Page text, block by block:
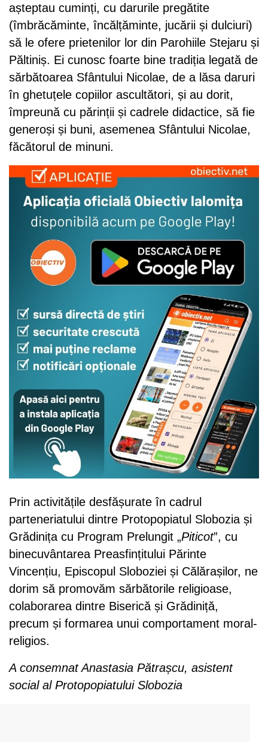
așteptau cuminți, cu darurile pregătite
(îmbrăcăminte, încălțăminte, jucării și dulciuri)
să le ofere prietenilor lor din Parohiile Stejaru și
Păltiniș. Ei cunosc foarte bine tradiția legată de
sărbătoarea Sfântului Nicolae, de a lăsa daruri
în ghetuțele copiilor ascultători, și au dorit,
împreună cu părinții și cadrele didactice, să fie
generoși și buni, asemenea Sfântului Nicolae,
făcătorul de minuni.
Prin activitățile desfășurate în cadrul
parteneriatului dintre Protopopiatul Slobozia și
Grădinița cu Program Prelungit „Piticot”, cu
binecuvântarea Preasfințitului Părinte
Vincențiu, Episcopul Sloboziei și Călărașilor, ne
dorim să promovăm sărbătorile religioase,
colaborarea dintre Biserică și Grădiniță,
precum și formarea unui comportament moral-
religios.
A consemnat Anastasia Pătrașcu, asistent
social al Protopopiatului Slobozia